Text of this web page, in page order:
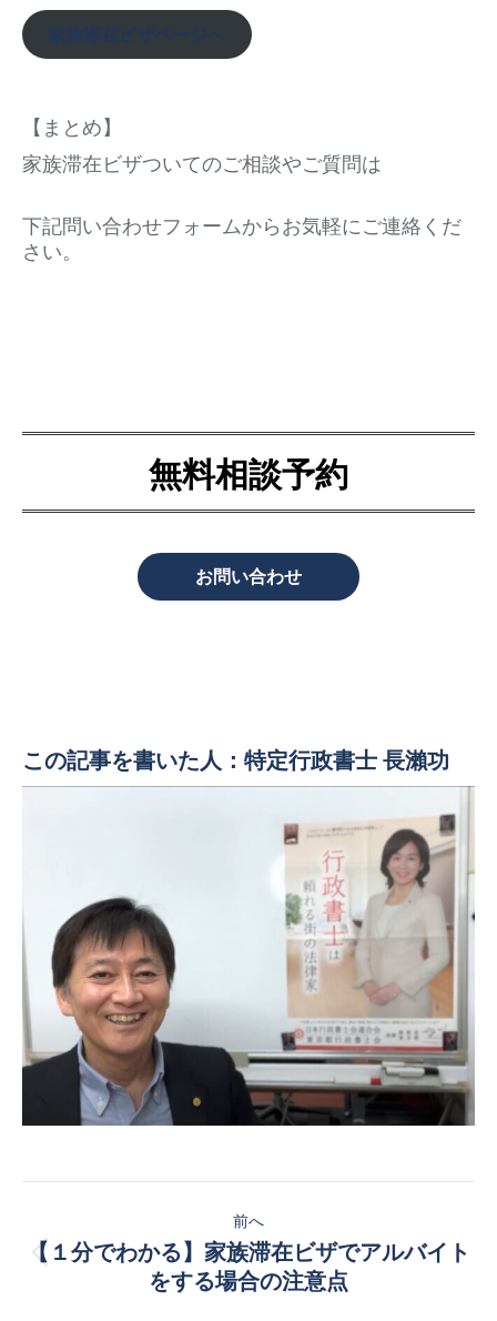
家族滞在ビザページへ
【まとめ】
家族滞在ビザついてのご相談やご質問は
下記問い合わせフォームからお気軽にご連絡くだ
さい。
無料相談予約
お問い合わせ
この記事を書いた人：特定行政書士 長瀨功
稿
前へ
前
の
【１分でわかる】家族滞在ビザでアルバイト
をする場合の注意点